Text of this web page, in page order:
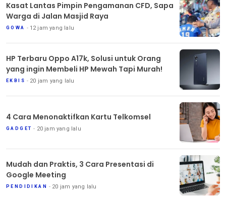
Kasat Lantas Pimpin Pengamanan CFD, Sapa
Warga di Jalan Masjid Raya
GOWA 12 jam yang lalu
HP Terbaru Oppo A17k, Solusi untuk Orang
yang ingin Membeli HP Mewah Tapi Murah!
EKBIS 20 jam yang lalu
4 Cara Menonaktifkan Kartu Telkomsel
GADGET 20 jam yang lalu
Mudah dan Praktis, 3 Cara Presentasi di
Google Meeting
PENDIDIKAN 20 jam yang lalu